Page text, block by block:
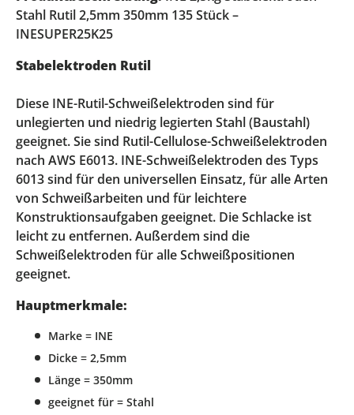
Stahl Rutil 2,5mm 350mm 135 Stück –
INESUPER25K25
Stabelektroden Rutil
Diese INE-Rutil-Schweißelektroden sind für
unlegierten und niedrig legierten Stahl (Baustahl)
geeignet. Sie sind Rutil-Cellulose-Schweißelektroden
nach AWS E6013. INE-Schweißelektroden des Typs
6013 sind für den universellen Einsatz, für alle Arten
von Schweißarbeiten und für leichtere
Konstruktionsaufgaben geeignet. Die Schlacke ist
leicht zu entfernen. Außerdem sind die
Schweißelektroden für alle Schweißpositionen
geeignet.
Hauptmerkmale:
Marke = INE
Dicke = 2,5mm
Länge = 350mm
geeignet für = Stahl